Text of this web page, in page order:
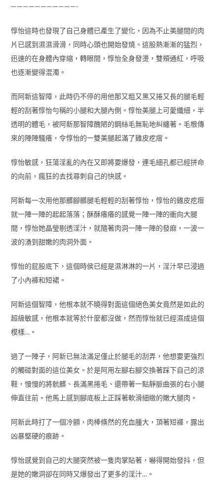
———————————-
惇怡這時也發現了自己身體已產生了變化，因為不止美腿間的肉
片已感到濕濕滑滑，同時心頭也開始發燒。這股熱漸漸的猛烈，
迅速的在身體內穿縮，轉眼間，惇怡全身發燙，雙頰通紅，呼吸
也逐漸變得混濁。
而阿新這智障，此時仍不停的用他那又粗又黑又捲又長的腿毛輕
輕的刮著惇怡勻稱的小腿和大腿內側。惇怡美腿上可愛纖細，半
透明的體毛，被阿新那智障醜陋的鋼絲毛無恥地糾纏著。毛根傳
來的陣陣騷癢，令惇怡的一雙美腿起滿了雞皮疙瘩。
惇怡敏感，狂蕩淫亂的內在又即將要爆發，連毛細孔都已經拼命
的向前，瘋狂的去找尋刺自己的快感。
阿新每一次用他那髒腳髒腿毛輕輕的刮著惇怡，惇怡的雞皮疙瘩
就一陣一陣的起起落落；酥酥癢癢的感覺一陣一陣的衝向大腿
間，惇怡她晶瑩剔透淫汁，就隨著肉洞一陣一陣的發麻，一波一
波的湧到甜嫩的肉洞外面。
惇怡的屁股底下，這個時侯已經是濕淋淋的一片，淫汁早已浸過
了小內褲和短裙。
阿新這個智障，他根本就不曉得對面這個絕色美女竟然是如此的
超級敏感，他根本就等於什麼都沒做，然而惇怡就已經濕成這個
模樣…。
過了一陣子，阿新已無法滿足僅止於腿毛的刮弄，他想要更強烈
的觸碰對面的這位美女。於是阿用左腳右腳交換著踩下自己的涼
鞋，慢慢的將骯髒、長滿黑捲毛、還帶著一點靜脈曲張的右小腿
伸直往前。他馬上感到腳底板上正踩著軟滑細緻的嫩大腿肉。
阿新此時打了一個冷顫，肉棒倏然的充血腫大，頂著短褲，露出
凶暴堅硬的痕跡。
惇怡感覺到自己的大腿突然被一隻肉掌貼著，嚇得開始發抖，但
是她的嫩洞卻在同時又爆發出了更多的淫汁…。